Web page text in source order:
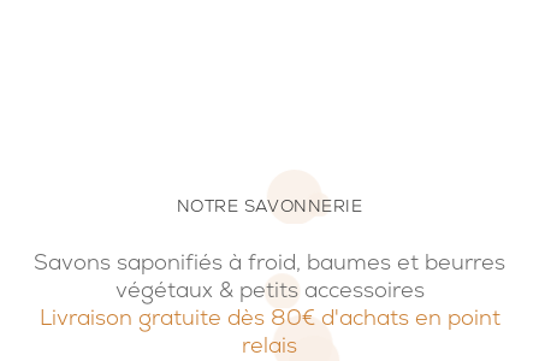
NOTRE SAVONNERIE
Savons saponifiés à froid, baumes et beurres
végétaux & petits accessoires
Livraison gratuite dès 80€ d'achats en point
relais